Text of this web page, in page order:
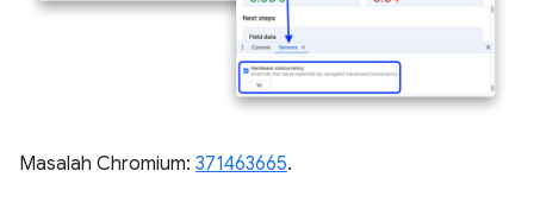
Masalah Chromium: 371463665.